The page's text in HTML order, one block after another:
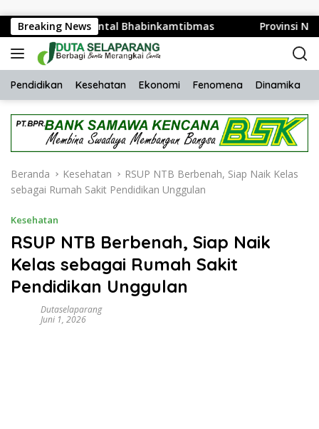
Breaking News
Mental Bhabinkamtibmas Provinsi NTB
Pendidikan Kesehatan Ekonomi Fenomena Dinamika
Beranda Kesehatan
RSUP NTB Berbenah, Siap Naik Kelas
sebagai Rumah Sakit Pendidikan Unggulan
Kesehatan
RSUP NTB Berbenah, Siap Naik
Kelas sebagai Rumah Sakit
Pendidikan Unggulan
Dutaselaparang
Juni 1, 2026